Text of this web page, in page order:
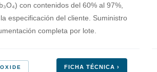
con contenidos del 60% al 97%,
especificación del cliente. Suministro
completa por lote.
FICHA TÉCNICA ›